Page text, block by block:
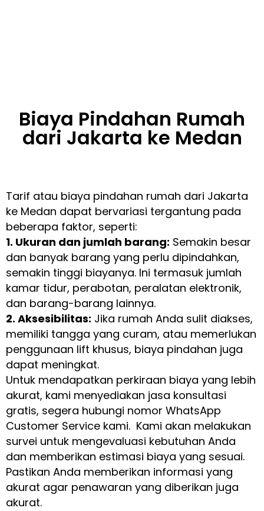
Biaya Pindahan Rumah
dari Jakarta ke Medan
Tarif atau biaya pindahan rumah dari Jakarta
ke Medan dapat bervariasi tergantung pada
beberapa faktor, seperti:
1. Ukuran dan jumlah barang: Semakin besar
dan banyak barang yang perlu dipindahkan,
semakin tinggi biayanya. Ini termasuk jumlah
kamar tidur, perabotan, peralatan elektronik,
dan barang-barang lainnya.
2. Aksesibilitas: Jika rumah Anda sulit diakses,
memiliki tangga yang curam, atau memerlukan
penggunaan lift khusus, biaya pindahan juga
dapat meningkat.
Untuk mendapatkan perkiraan biaya yang lebih
akurat, kami menyediakan jasa konsultasi
gratis, segera hubungi nomor WhatsApp
Customer Service kami. Kami akan melakukan
survei untuk mengevaluasi kebutuhan Anda
dan memberikan estimasi biaya yang sesuai.
Pastikan Anda memberikan informasi yang
akurat agar penawaran yang diberikan juga
akurat.